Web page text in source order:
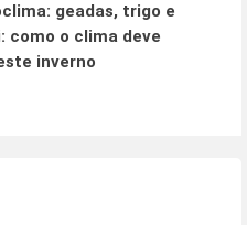
geadas, trigo e
como o clima deve
inverno